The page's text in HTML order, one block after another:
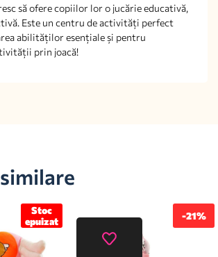
să ofere copiilor lor o jucărie educativă,
Este un centru de activități perfect
abilităților esențiale și pentru
prin joacă!
Stoc
epuizat
-21%